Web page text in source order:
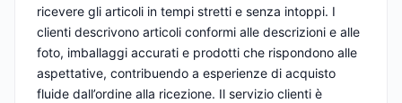
ricevere gli articoli in tempi stretti e senza intoppi. I
clienti descrivono articoli conformi alle descrizioni e alle
foto, imballaggi accurati e prodotti che rispondono alle
aspettative, contribuendo a esperienze di acquisto
fluide dall’ordine alla ricezione. Il servizio clienti è